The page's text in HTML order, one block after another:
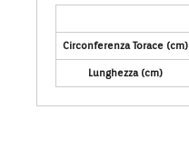
Circonferenza Torace (cm)
Lunghezza (cm)